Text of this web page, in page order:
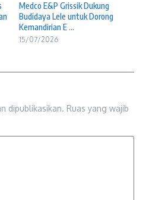
Medco E&P Grissik Dukung
Budidaya Lele untuk Dorong
Kemandirian E ...
15/07/2026
dipublikasikan. Ruas yang wajib